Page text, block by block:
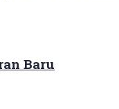
Baru